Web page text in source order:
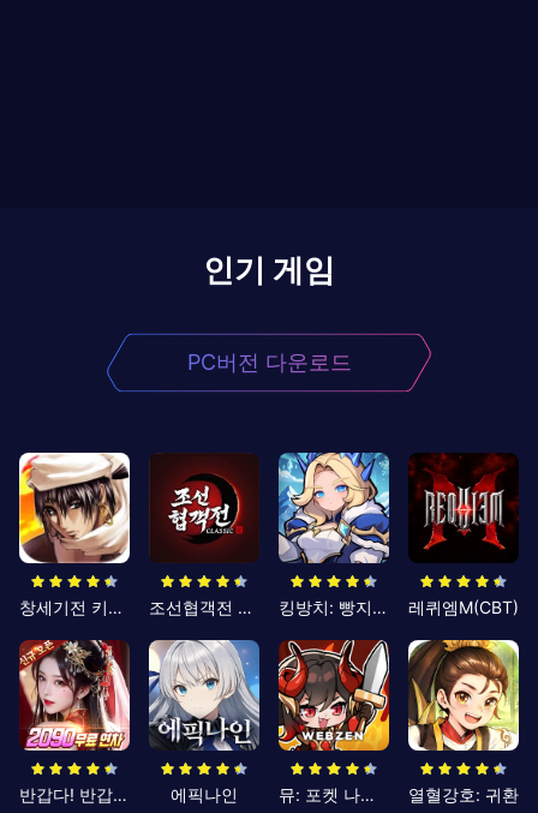
인기 게임
PC버전 다운로드
창세기전 키우기 조선협객전 클래식 킹방치: 빵지의 제왕 레퀴엠M(CBT)
반갑다! 반갑삼국지 에픽나인 뮤: 포켓 나이츠 열혈강호: 귀환